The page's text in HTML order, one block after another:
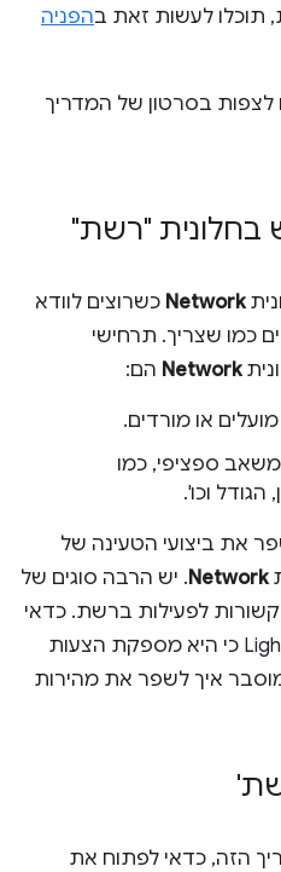
תוכלו לעשות זאת בהפניה
בסרטון של המדריך
"רשת"
Network כשרוצים לוודא
כמו שצריך. תרחישי
Network הם:
או מורדים.
ספציפי, כמו
את ביצועי הטעינה של
Network. יש הרבה סוגים של
לפעילות ברשת. כדאי
להתחיל עם החלונית Lighthouse כי היא מספקת הצעות
איך לשפר את מהירות
הזה, כדאי לפתוח את